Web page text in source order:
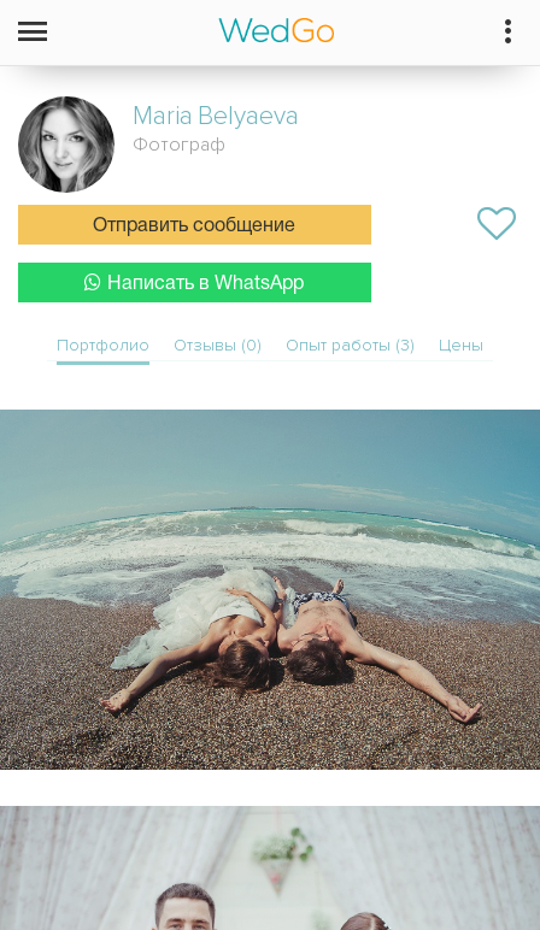
Maria Belyaeva
Фотограф
Отправить сообщение
Написать в WhatsApp
Портфолио Отзывы (0) Опыт работы (3) Цены